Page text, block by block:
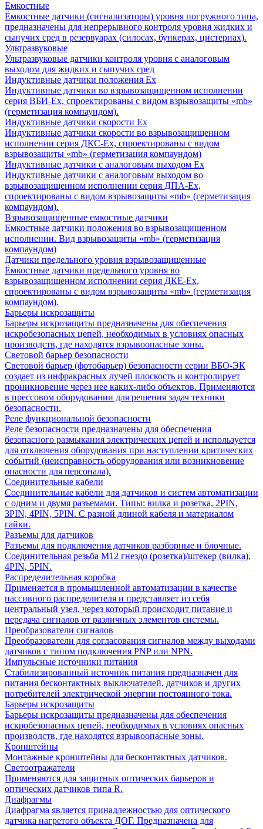
Емкостные
Ёмкостные датчики (сигнализаторы) уровня погружного типа,
предназначены для непрерывного контроля уровня жидких и
сыпучих сред в резервуарах (силосах, бункерах, цистернах).
Ультразвуковые
Ультразвуковые датчики контроля уровня с аналоговым
выходом для жидких и сыпучих сред
Индуктивные датчики положения Ех
Индуктивные датчики во взрывозащищенном исполнении
серия ВБИ-Ех, спроектированы с видом взрывозащиты «mb»
(герметизация компаундом).
Индуктивные датчики скорости Ех
Индуктивные датчики скорости во взрывозащищенном
исполнении серия ДКС-Ех, спроектированы с видом
взрывозащиты «mb» (герметизация компаундом)
Индуктивные датчики с аналоговым выходом Ех
Индуктивные датчики с аналоговым выходом во
взрывозащищенном исполнении серия ДПА-Ех,
спроектированы с видом взрывозащиты «mb» (герметизация
компаундом).
Взрывозащищенные емкостные датчики
Емкостные датчики положения во взрывозащищенном
исполнении. Вид взрывозащиты «mb» (герметизация
компаундом)
Датчики предельного уровня взрывозащищенные
Ёмкостные датчики предельного уровня во
взрывозащищенном исполнении серия ДКЕ-Ех,
спроектированы с видом взрывозащиты «mb» (герметизация
компаундом).
Барьеры искрозащиты
Барьеры искрозащиты предназначены для обеспечения
искробезопасных цепей, необходимых в условиях опасных
производств, где находятся взрывоопасные зоны.
Световой барьер безопасности
Световой барьер (фотобарьер) безопасности серии ВБО-ЭК
создает из инфракрасных лучей плоскость и контролирует
проникновение через нее каких-либо объектов. Применяются
в прессовом оборудовании для решения задач техники
безопасности.
Реле функциональной безопасности
Реле безопасности предназначены для обеспечения
безопасного размыкания электрических цепей и используется
для отключения оборудования при наступлении критических
событий (неисправность оборудования или возникновение
опасности для персонала).
Соединительные кабели
Соединительные кабели для датчиков и систем автоматизации
с одним и двумя разъемами. Типы: вилка и розетка, 2PIN,
3PIN, 4PIN, 5PIN. С разной длиной кабеля и материалом
гайки.
Разъемы для датчиков
Разъемы для подключения датчиков разборные и блочные.
Соединительная резьба М12 гнездо (розетка)/штекер (вилка),
4PIN, 5PIN.
Распределительная коробка
Применяется в промышленной автоматизации в качестве
пассивного распределителя и представляет из себя
центральный узел, через который происходит питание и
передача сигналов от различных элементов системы.
Преобразователи сигналов
Преобразователи для согласования сигналов между выходами
датчиков с типом подключения PNP или NPN.
Импульсные источники питания
Стабилизированный источник питания предназначен для
питания бесконтактных выключателей, датчиков и других
потребителей электрической энергии постоянного тока.
Барьеры искрозащиты
Барьеры искрозащиты предназначены для обеспечения
искробезопасных цепей, необходимых в условиях опасных
производств, где находятся взрывоопасные зоны.
Кронштейны
Монтажные кронштейны для бесконтактных датчиков.
Светоотражатели
Применяются для защитных оптических барьеров и
оптических датчиков типа R.
Диафрагмы
Диафрагма является принадлежностью для оптического
датчика нагретого объекта ДОГ. Предназначена для